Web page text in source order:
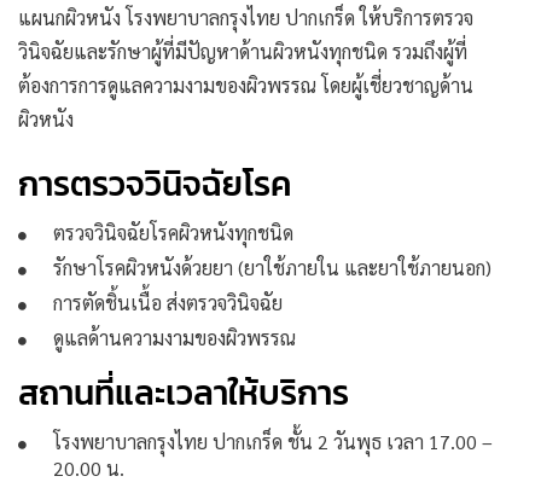
แผนกผิวหนัง โรงพยาบาลกรุงไทย ปากเกร็ด ให้บริการตรวจ
วินิจฉัยและรักษาผู้ที่มีปัญหาด้านผิวหนังทุกชนิด รวมถึงผู้ที่
ต้องการการดูแลความงามของผิวพรรณ โดยผู้เชี่ยวชาญด้าน
ผิวหนัง
การตรวจวินิจฉัยโรค
ตรวจวินิจฉัยโรคผิวหนังทุกชนิด
รักษาโรคผิวหนังด้วยยา (ยาใช้ภายใน และยาใช้ภายนอก)
การตัดชิ้นเนื้อ ส่งตรวจวินิจฉัย
ดูแลด้านความงามของผิวพรรณ
สถานที่และเวลาให้บริการ
โรงพยาบาลกรุงไทย ปากเกร็ด ชั้น 2 วันพุธ เวลา 17.00 –
20.00 น.